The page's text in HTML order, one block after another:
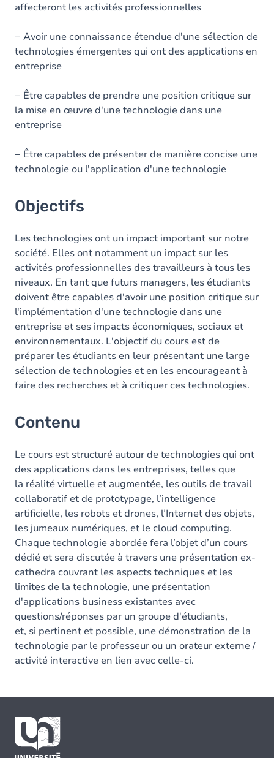
affecteront les activités professionnelles
− Avoir une connaissance étendue d'une sélection de
technologies émergentes qui ont des applications en
entreprise
− Être capables de prendre une position critique sur
la mise en œuvre d'une technologie dans une
entreprise
− Être capables de présenter de manière concise une
technologie ou l'application d'une technologie
Objectifs
Les technologies ont un impact important sur notre
société. Elles ont notamment un impact sur les
activités professionnelles des travailleurs à tous les
niveaux. En tant que futurs managers, les étudiants
doivent être capables d'avoir une position critique sur
l'implémentation d'une technologie dans une
entreprise et ses impacts économiques, sociaux et
environnementaux. L'objectif du cours est de
préparer les étudiants en leur présentant une large
sélection de technologies et en les encourageant à
faire des recherches et à critiquer ces technologies.
Contenu
Le cours est structuré autour de technologies qui ont
des applications dans les entreprises, telles que
la réalité virtuelle et augmentée, les outils de travail
collaboratif et de prototypage, l’intelligence
artificielle, les robots et drones, l’Internet des objets,
les jumeaux numériques, et le cloud computing.
Chaque technologie abordée fera l’objet d’un cours
dédié et sera discutée à travers une présentation ex-
cathedra couvrant les aspects techniques et les
limites de la technologie, une présentation
d'applications business existantes avec
questions/réponses par un groupe d'étudiants,
et, si pertinent et possible, une démonstration de la
technologie par le professeur ou un orateur externe /
activité interactive en lien avec celle-ci.